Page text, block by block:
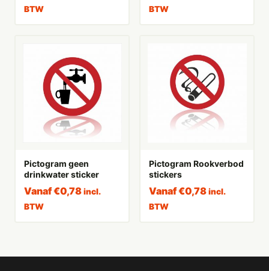
BTW
BTW
Pictogram geen
drinkwater sticker
Vanaf€0,78 incl.
BTW
Pictogram Rookverbod
stickers
Vanaf€0,78 incl.
BTW